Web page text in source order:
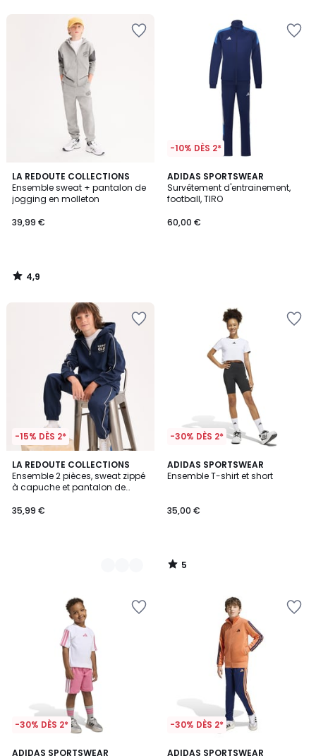
LA REDOUTE COLLECTIONS
Ensemble sweat + pantalon de
jogging en molleton
39,99 €
4,9
/ 5
4,9
/
-10% DÈS 2*
ADIDAS SPORTSWEAR
Survêtement d'entrainement,
football, TIRO
60,00 €
-15% DÈS 2*
LA REDOUTE COLLECTIONS
Ensemble 2 pièces, sweat zippé
à capuche et pantalon de
35,99 €
2
Couleurs
-30% DÈS 2*
ADIDAS SPORTSWEAR
Ensemble T-shirt et short
35,00 €
5
/
5
/
-30% DÈS 2*
ADIDAS SPORTSWEAR
4,9
-30% DÈS 2*
ADIDAS SPORTSWEAR